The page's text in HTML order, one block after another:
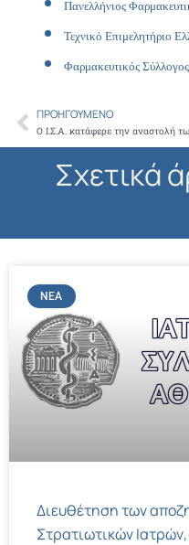
Πανελλήνιος
Τεχνικό Επιμελητήριο
Φαρμακευτικός
Prev
ΠΡΟΗΓΟΎΜΕΝΟ
Σχετικά
ΝΈΑ
Διευθέτηση των
Στρατιωτικών